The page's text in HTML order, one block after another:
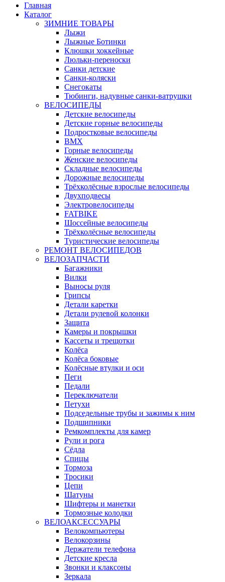
Главная
Каталог
ЗИМНИЕ ТОВАРЫ
Лыжи
Лыжные Ботинки
Клюшки хоккейные
Люльки-переноски
Санки детские
Санки-коляски
Снегокаты
Тюбинги, надувные санки-ватрушки
ВЕЛОСИПЕДЫ
Детские велосипеды
Детские горные велосипеды
Подростковые велосипеды
BMX
Горные велосипеды
Женские велосипеды
Складные велосипеды
Дорожные велосипеды
Трёхколёсные взрослые велосипеды
Двухподвесы
Электровелосипеды
FATBIKE
Шоссейные велосипеды
Трёхколёсные велосипеды
Туристические велосипеды
РЕМОНТ ВЕЛОСИПЕДОВ
ВЕЛОЗАПЧАСТИ
Багажники
Вилки
Выносы руля
Грипсы
Детали каретки
Детали рулевой колонки
Защита
Камеры и покрышки
Кассеты и трещотки
Колёса
Колёса боковые
Колёсные втулки и оси
Пеги
Педали
Переключатели
Петухи
Подседельные трубы и зажимы к ним
Подшипники
Ремкомплекты для камер
Рули и рога
Сёдла
Спицы
Тормоза
Тросики
Цепи
Шатуны
Шифтеры и манетки
Тормозные колодки
ВЕЛОАКСЕССУАРЫ
Велокомпьютеры
Велокорзины
Держатели телефона
Детские кресла
Звонки и клаксоны
Зеркала